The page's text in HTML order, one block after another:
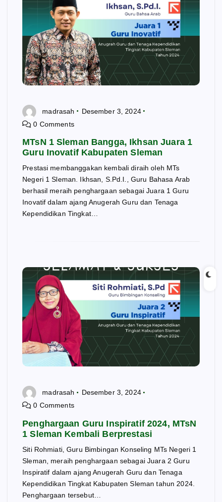
madrasah
Desember 3, 2024
0 Comments
MTsN 1 Sleman Bangga, Ikhsan Juara 1
Guru Inovatif Kabupaten Sleman
Prestasi membanggakan kembali diraih oleh MTs
Negeri 1 Sleman. Ikhsan, S.Pd.I., Guru Bahasa Arab
berhasil meraih penghargaan sebagai Juara 1 Guru
Inovatif dalam ajang Anugerah Guru dan Tenaga
Kependidikan Tingkat…
madrasah
Desember 3, 2024
0 Comments
Penghargaan Guru Inspiratif 2024, MTsN
1 Sleman Kembali Berprestasi
Siti Rohmiati, Guru Bimbingan Konseling MTs Negeri 1
Sleman, meraih penghargaan sebagai Juara 2 Guru
Inspiratif dalam ajang Anugerah Guru dan Tenaga
Kependidikan Tingkat Kabupaten Sleman tahun 2024.
Penghargaan tersebut…